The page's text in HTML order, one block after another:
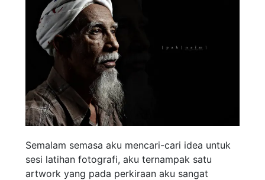
Semalam semasa aku mencari-cari idea untuk
sesi latihan fotografi, aku ternampak satu
artwork yang pada perkiraan aku sangat